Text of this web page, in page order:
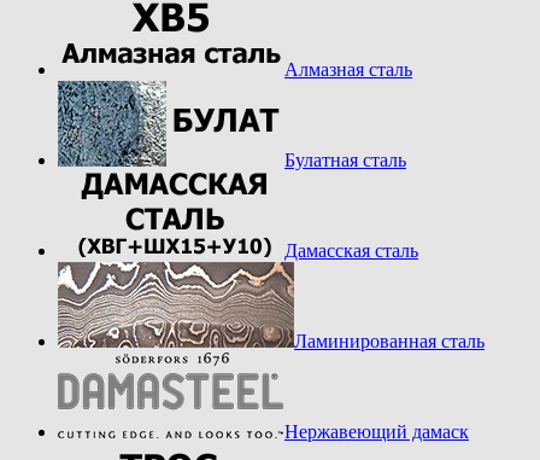
Алмазная сталь
Булатная сталь
Дамасская сталь
Ламинированная сталь
Нержавеющий дамаск